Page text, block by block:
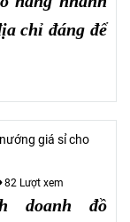
chỉ đáng để
giá sỉ cho
82 Lượt xem
doanh đồ